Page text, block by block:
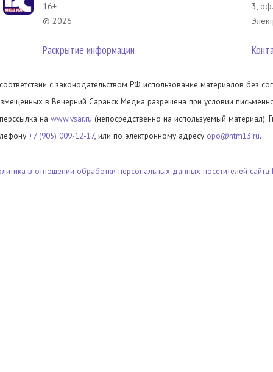
16+
© 2026
Раскрытие информации
3,
с законодательством РФ использование материалов без
в Вечерний Саранск Медиа разрешена при условии
на www.vsar.ru (непосредственно на используемый материал).
+7 (905) 009-12-17, или по электронному адресу opo@ntm13.ru.
в отношении обработки персональных данных посетителей